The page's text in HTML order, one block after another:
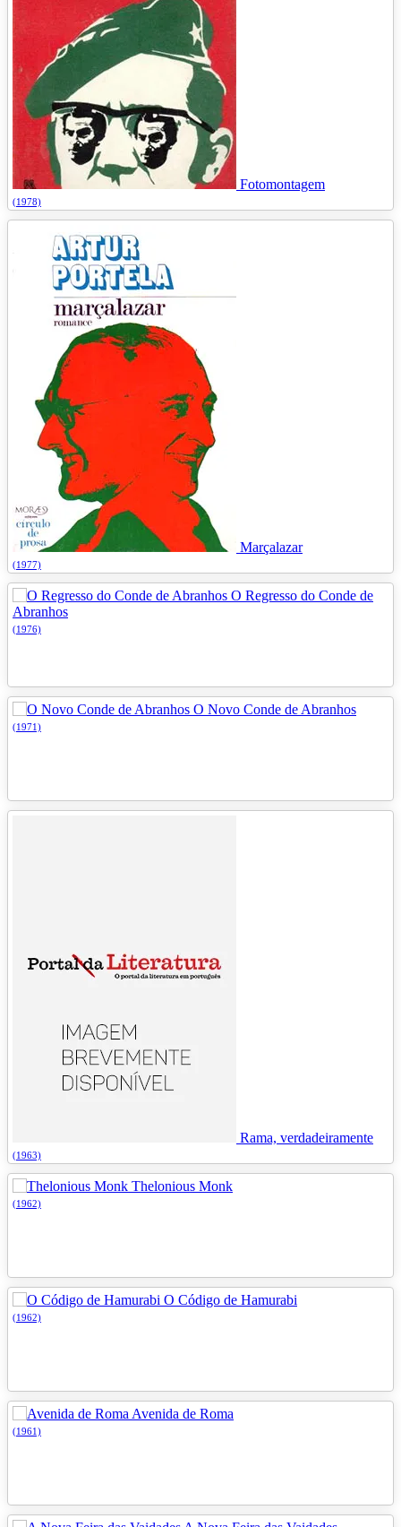
Fotomontagem
(1978)
Marçalazar
(1977)
O Regresso do Conde de
Abranhos
(1976)
O Novo Conde de Abranhos
(1971)
Rama, verdadeiramente
(1963)
Thelonious Monk
(1962)
O Código de Hamurabi
(1962)
Avenida de Roma
(1961)